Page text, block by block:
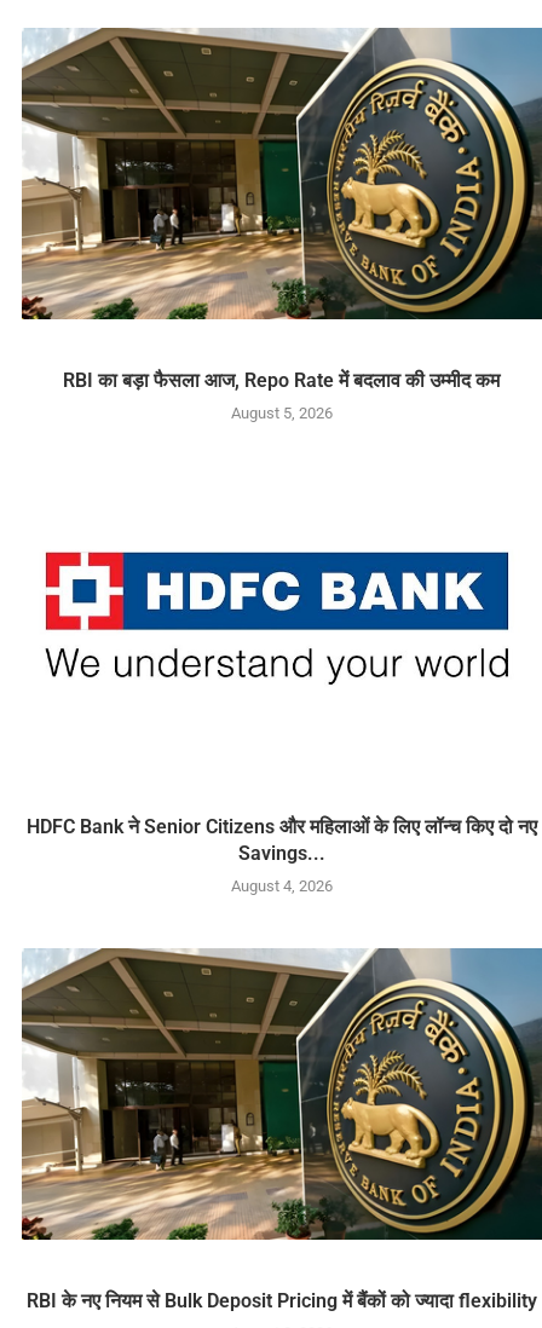
RBI का बड़ा फैसला आज, Repo Rate में बदलाव की उम्मीद कम
August 5, 2026
HDFC Bank ने Senior Citizens और महिलाओं के लिए लॉन्च किए दो नए
Savings...
August 4, 2026
RBI के नए नियम से Bulk Deposit Pricing में बैंकों को ज्यादा flexibility